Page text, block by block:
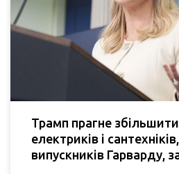
Трамп прагне збільшити
електриків і
випускників Гарварду,